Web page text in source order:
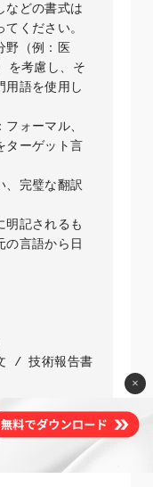
などの書式は
ください。
野（例：医
を考慮し、そ
用語を使用し
ォーマル、
ターゲット言
、完璧な翻訳
明記されるも
の言語から日
/ 技術報告書
貼り付けてく
×